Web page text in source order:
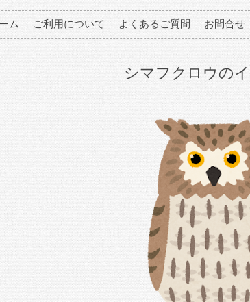
ム ご利用について よくあるご質問 お問合せ
シマフクロウの